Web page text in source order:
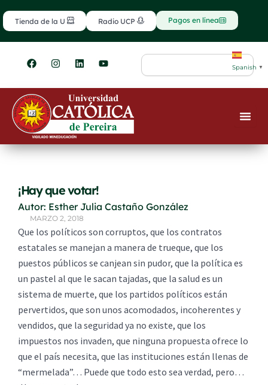
al
contenido
Tienda de la U Radio UCP Pagos en línea
F
a
e
b
o
o
k
I
n
t
g
r
m
L
i
k
e
d
i
n
Y
o
t
u
b
e
Search
Spanish ▼
¡Hay que votar!
Autor: Esther Julia Castaño González
MARZO 2, 2018
Que los políticos son corruptos, que los contratos
estatales se manejan a manera de trueque, que los
puestos públicos se canjean sin pudor, que la política es
un pastel al que le sacan tajadas, que la salud es un
sistema de muerte, que los partidos políticos están
pervertidos, que son unos acomodados, incoherentes y
vendidos, que la seguridad ya no existe, que los
impuestos nos invaden, que ninguna propuesta ofrece lo
que el país necesita, que las instituciones están llenas de
“mermelada”… Puede que todo esto sea verdad, pero…